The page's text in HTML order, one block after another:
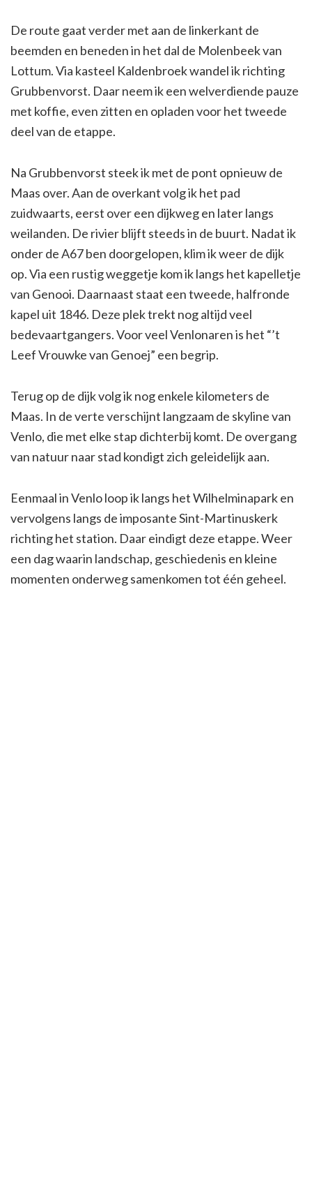
De route gaat verder met aan de linkerkant de
beemden en beneden in het dal de Molenbeek van
Lottum. Via kasteel Kaldenbroek wandel ik richting
Grubbenvorst. Daar neem ik een welverdiende pauze
met koffie, even zitten en opladen voor het tweede
deel van de etappe.
Na Grubbenvorst steek ik met de pont opnieuw de
Maas over. Aan de overkant volg ik het pad
zuidwaarts, eerst over een dijkweg en later langs
weilanden. De rivier blijft steeds in de buurt. Nadat ik
onder de A67 ben doorgelopen, klim ik weer de dijk
op. Via een rustig weggetje kom ik langs het kapelletje
van Genooi. Daarnaast staat een tweede, halfronde
kapel uit 1846. Deze plek trekt nog altijd veel
bedevaartgangers. Voor veel Venlonaren is het “’t
Leef Vrouwke van Genoej” een begrip.
Terug op de dijk volg ik nog enkele kilometers de
Maas. In de verte verschijnt langzaam de skyline van
Venlo, die met elke stap dichterbij komt. De overgang
van natuur naar stad kondigt zich geleidelijk aan.
Eenmaal in Venlo loop ik langs het Wilhelminapark en
vervolgens langs de imposante Sint-Martinuskerk
richting het station. Daar eindigt deze etappe. Weer
een dag waarin landschap, geschiedenis en kleine
momenten onderweg samenkomen tot één geheel.